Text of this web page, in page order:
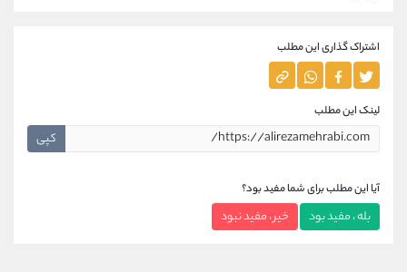
اشتراک گذاری این مطلب
لینک این مطلب
کپی
آیا این مطلب برای شما مفید بود؟
بله ، مفید بود خیر ، مفید نبود